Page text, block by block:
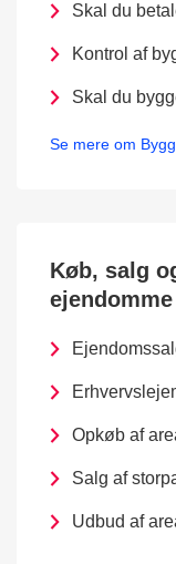
Skal du
Kontrol af
Skal du
Se mere om
Køb, salg
ejendomme
Opkøb af
Salg af
Udbud af